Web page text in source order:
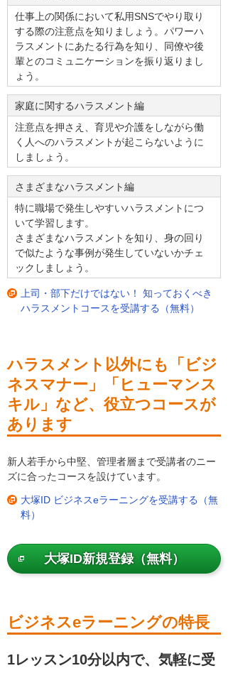
仕事上の関係において私用SNSでやり取り
する際の注意点を知りましょう。パワーハ
ラスメントにあたる行為を知り、同僚や後
輩とのコミュニケーションを振り返りまし
ょう。
家庭に関するハラスメント編
注意点を押さえ、育児や介護をしながら働
く人へのハラスメントが起こらないように
しましょう。
さまざまなハラスメント編
特に職場で発生しやすいハラスメントにつ
いて学習します。
さまざまなハラスメントを知り、身の回り
で似たような事例が発生していないかチェ
ックしましょう。
上司・部下だけではない！ 知っておくべき
ハラスメントコースを受講する（無料）
ハラスメント以外にも「ビジ
ネスマナー」「ヒューマンス
キル」など、役立つコースが
あります
新人若手から中堅、管理者層まで受講者のニー
ズに合ったコースを設けています。
大塚ID ビジネスeラーニングを受講する（無
料）
大塚ID新規登録（無料）
ビジネスeラーニングの特長
1レッスン10分以内で、気軽に受